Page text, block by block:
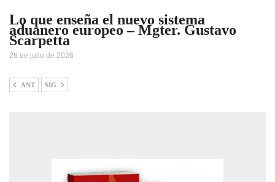
Lo que enseña el nuevo sistema
aduanero europeo – Mgter. Gustavo
Scarpetta
26 de julio de 2026
ANT SIG